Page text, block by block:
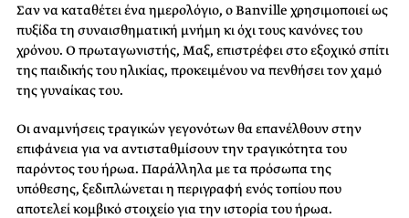
Σαν να καταθέτει ένα ημερολόγιο, ο Banville χρησιμοποιεί ως
πυξίδα τη συναισθηματική μνήμη κι όχι τους κανόνες του
χρόνου. Ο πρωταγωνιστής, Μαξ, επιστρέφει στο εξοχικό σπίτι
της παιδικής του ηλικίας, προκειμένου να πενθήσει τον χαμό
της γυναίκας του.
Οι αναμνήσεις τραγικών γεγονότων θα επανέλθουν στην
επιφάνεια για να αντισταθμίσουν την τραγικότητα του
παρόντος του ήρωα. Παράλληλα με τα πρόσωπα της
υπόθεσης, ξεδιπλώνεται η περιγραφή ενός τοπίου που
αποτελεί κομβικό στοιχείο για την ιστορία του ήρωα.